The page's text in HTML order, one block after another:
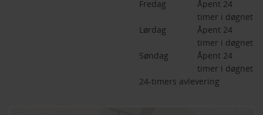
Fredag
Åpent 24
timer i døgnet
Lørdag
Åpent 24
timer i døgnet
Søndag
Åpent 24
timer i døgnet
24-timers avlevering